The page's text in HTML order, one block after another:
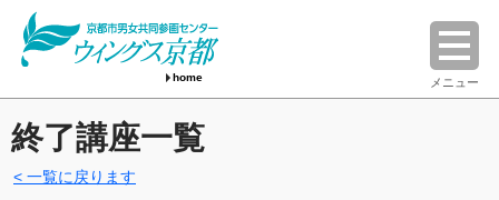
home メニュー
終了講座一覧
一覧に戻ります